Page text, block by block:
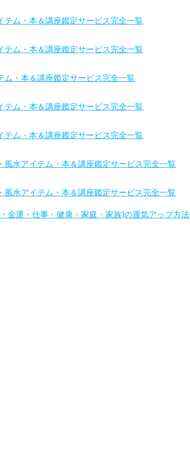
ム・本＆講座鑑定サービス完全一覧
ム・本＆講座鑑定サービス完全一覧
・本＆講座鑑定サービス完全一覧
ム・本＆講座鑑定サービス完全一覧
ム・本＆講座鑑定サービス完全一覧
水アイテム・本＆講座鑑定サービス完全一覧
水アイテム・本＆講座鑑定サービス完全一覧
金運・仕事・健康・家庭・家族)の運気アップ方法